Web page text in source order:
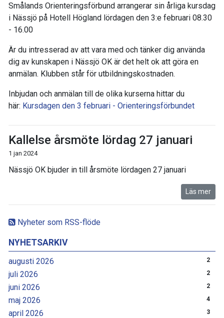
Nyheter som RSS-flöde
NYHETSARKIV
augusti 2026 2
juli 2026 2
juni 2026 2
maj 2026 4
april 2026 3
Smålands Orienteringsförbund arrangerar sin årliga kursdag
i Nässjö på Hotell Högland lördagen den 3:e februari 08.30
- 16.00
Är du intresserad av att vara med och tänker dig använda
dig av kunskapen i Nässjö OK är det helt ok att göra en
anmälan. Klubben står för utbildningskostnaden.
Inbjudan och anmälan till de olika kurserna hittar du
här: Kursdagen den 3 februari - Orienteringsförbundet
Kallelse årsmöte lördag 27 januari
1 jan 2024
Nässjö OK bjuder in till årsmöte lördagen 27 januari
Läs mer